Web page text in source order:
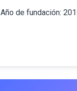
Año de fundación: